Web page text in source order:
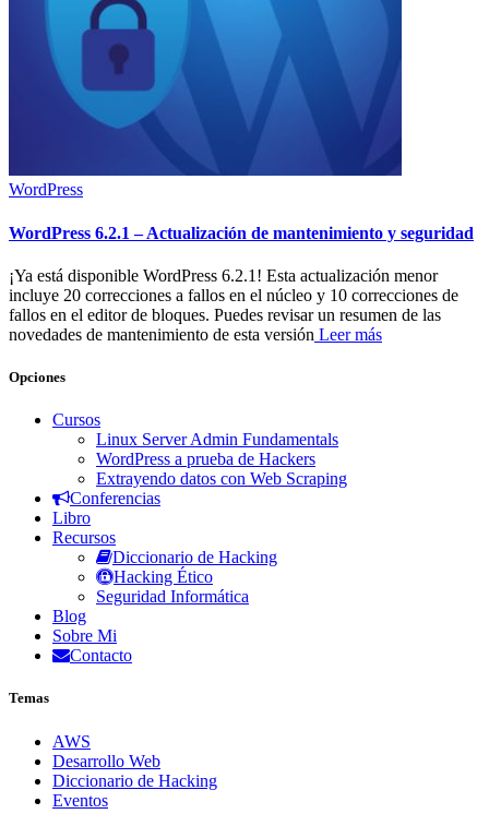
WordPress
WordPress 6.2.1 – Actualización de mantenimiento y seguridad
¡Ya está disponible WordPress 6.2.1! Esta actualización menor
incluye 20 correcciones a fallos en el núcleo y 10 correcciones de
fallos en el editor de bloques. Puedes revisar un resumen de las
novedades de mantenimiento de esta versión Leer más
Opciones
Cursos
Linux Server Admin Fundamentals
WordPress a prueba de Hackers
Extrayendo datos con Web Scraping
Conferencias
Libro
Recursos
Diccionario de Hacking
Hacking Ético
Seguridad Informática
Blog
Sobre Mi
Contacto
Temas
AWS
Desarrollo Web
Diccionario de Hacking
Eventos